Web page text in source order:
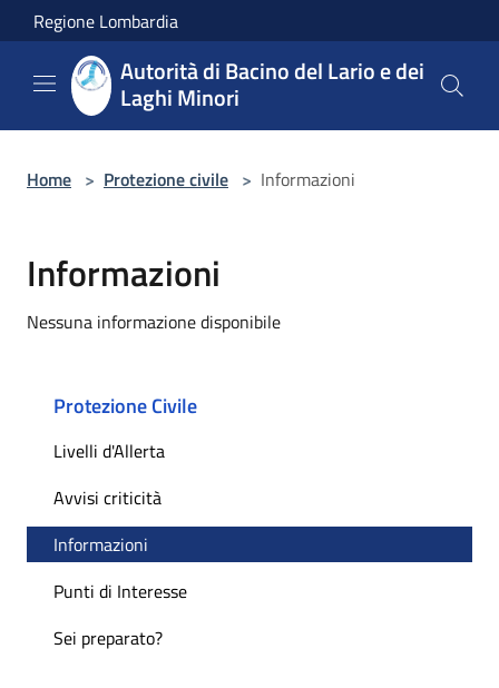
Salta al contenuto principale
Regione Lombardia
Autorità di Bacino del Lario e dei
Laghi Minori
Home > Protezione civile > Informazioni
Informazioni
Nessuna informazione disponibile
Protezione Civile
Livelli d'Allerta
Avvisi criticità
Informazioni
Punti di Interesse
Sei preparato?